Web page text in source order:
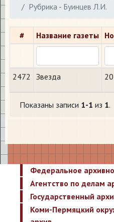
Рубрика - Буинцев Л.И.
# Название газеты
2472 Звезда
Показаны записи 1-1 из 1.
Федеральное
Агентство по делам
Государственный
Коми-Пермяцкий